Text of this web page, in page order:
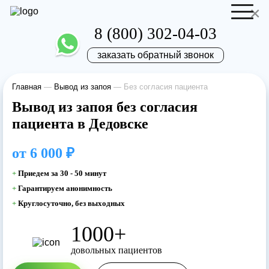
8 (800) 302-04-03
заказать обратный звонок
Главная — Вывод из запоя — Без согласия пациента
Вывод из запоя без согласия
пациента в Дедовске
от 6 000 ₽
+ Приедем за 30 - 50 минут
+ Гарантируем анонимность
+ Круглосуточно, без выходных
1000+
довольных пациентов
Запись на приём
Ваше имя
Ваш телефон
Ваша заявка
отправлена
Наш врач свяжется с вами в самое
ближайшее время!
Отправить резюме
Ваше имя
Ваш телефон
×